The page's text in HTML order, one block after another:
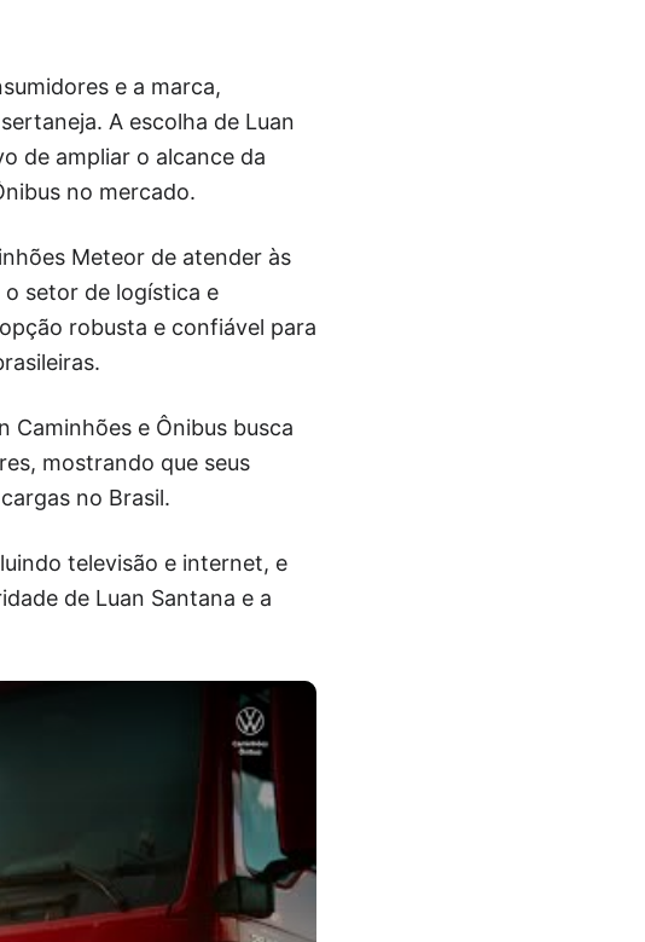
e a marca,
A escolha de Luan
de ampliar o alcance da
no mercado.
Meteor de atender às
setor de logística e
robusta e confiável para
Caminhões e Ônibus busca
mostrando que seus
no Brasil.
televisão e internet, e
de Luan Santana e a